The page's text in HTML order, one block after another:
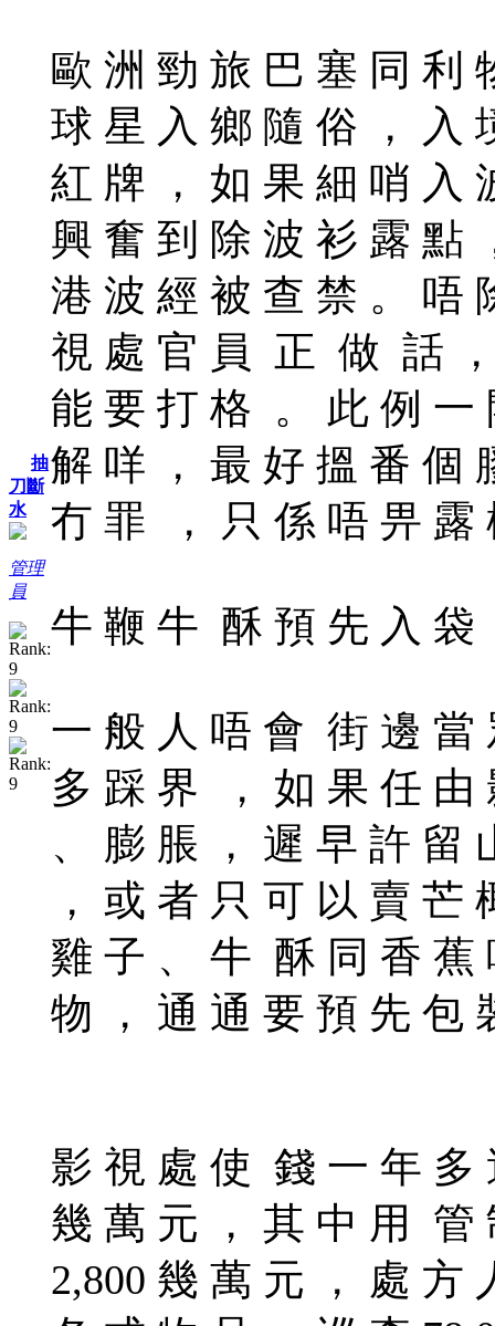
抽
刀斷
水
管理
員
歐 洲 勁 旅 巴 塞 同 利
球 星 入 鄉 隨 俗 ， 入
紅 牌 ， 如 果 細 哨 入
興 奮 到 除 波 衫 露 點
港 波 經 被 查 禁 。 唔
視 處 官 員 正 做 話
能 要 打 格 。 此 例 一
解 咩 ， 最 好 搵 番 個
冇 罪 ， 只 係 唔 畀 露
牛 鞭 牛 酥 預 先 入 袋
一 般 人 唔 會 街 邊 當
多 踩 界 ， 如 果 任 由
、 膨 脹 ， 遲 早 許 留
， 或 者 只 可 以 賣 芒
雞 子 、 牛 酥 同 香
物 ， 通 通 要 預 先 包
影 視 處 使 錢 一 年 多
幾 萬 元 ， 其 中 用 管
2,800 幾 萬 元 ， 處 方